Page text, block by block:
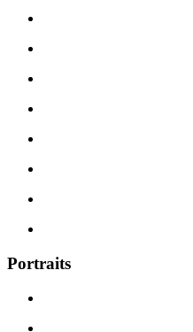
Portraits